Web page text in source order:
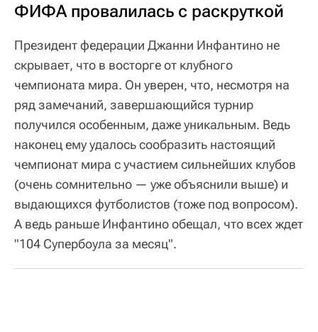
ФИФА провалилась с раскруткой
Президент федерации Джанни Инфантино не
скрывает, что в восторге от клубного
чемпионата мира. Он уверен, что, несмотря на
ряд замечаний, завершающийся турнир
получился особенным, даже уникальным. Ведь
наконец ему удалось сообразить настоящий
чемпионат мира с участием сильнейших клубов
(очень сомнительно — уже объяснили выше) и
выдающихся футболистов (тоже под вопросом).
А ведь раньше Инфантино обещал, что всех ждет
"104 Супербоула за месяц".